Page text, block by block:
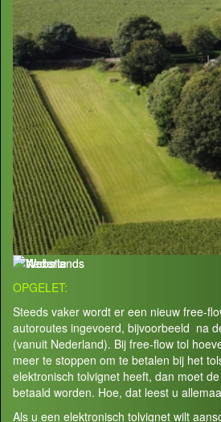
OPGELET:
Steeds vaker wordt er een nieuw free-
autoroutes ingevoerd, bijvoorbeeld na
(vanuit Nederland). Bij free-flow tol
meer te stoppen om te betalen bij het
elektronisch tolvignet heeft, dan moet
betaald worden. Hoe, dat leest u
Als u een elektronisch tolvignet wilt